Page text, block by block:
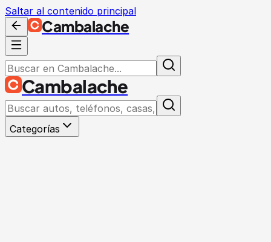
Saltar al contenido principal
Cambalache
Cambalache
Categorías